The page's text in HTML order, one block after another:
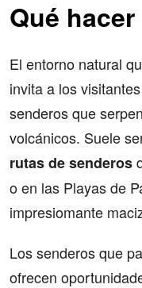
Qué hacer
El entorno natural
invita a los
senderos que
volcánicos. Suele
rutas de senderos
o en las Playas de
impresiomante
Los senderos que
ofrecen